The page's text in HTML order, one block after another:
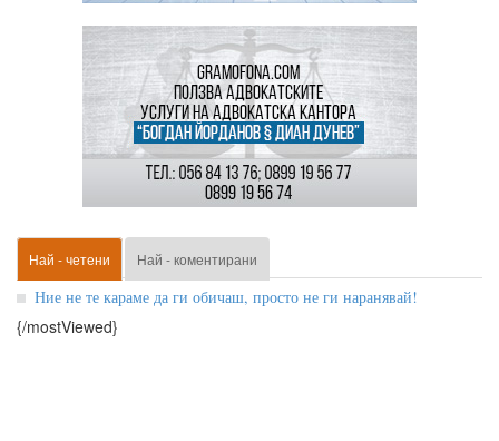
Най - четени Най - коментирани
Ние не те караме да ги обичаш, просто не ги наранявай!
{/mostViewed}